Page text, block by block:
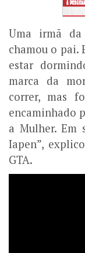
Uma irmã
chamou o pai.
estar
marca da
correr, mas
encaminhado
a Mulher. Em
Iapen”,
GTA.